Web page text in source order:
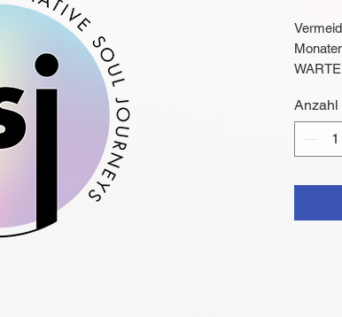
stark
à 2
Anzahl